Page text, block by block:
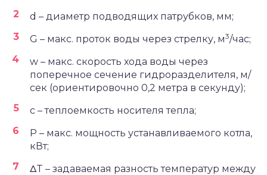
d – диаметр подводящих патрубков, мм;
G – макс. проток воды через стрелку, м3/час;
w – макс. скорость хода воды через
поперечное сечение гидроразделителя, м/
сек (ориентировочно 0,2 метра в секунду);
с – теплоемкость носителя тепла;
P – макс. мощность устанавливаемого котла,
кВт;
ΔT – задаваемая разность температур между